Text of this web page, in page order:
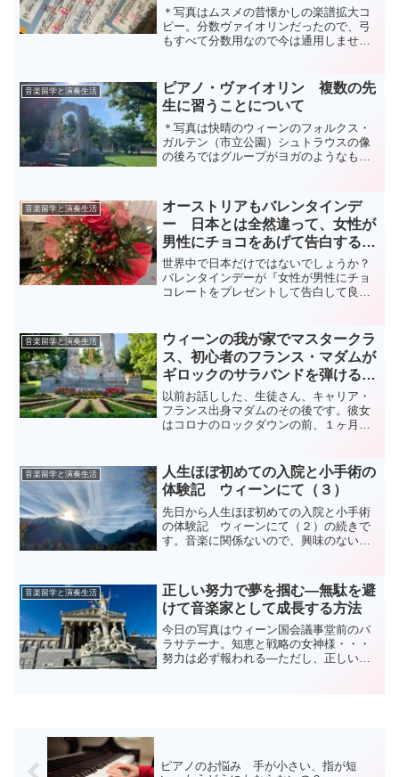
＊写真はムスメの昔懐かしの楽譜拡大コ
ピー。分数ヴァイオリンだったので、弓
もすべて分数用なので今は通用しません
をいただいてありがとうございました。
どの先生も、きちんとして...
音楽留学と演奏生活
ピアノ・ヴァイオリン 複数の先
生に習うことについて
＊写真は快晴のウィーンのフォルクス・
ガルテン（市立公園）シュトラウスの像
の後ろではグループがヨガのようなもの
いたブログをまたまたリメイクしたので
宜しかったらこちらを読ん...
音楽留学と演奏生活
オーストリアもバレンタインデ
ー 日本とは全然違って、女性が
男性にチョコをあげて告白する日
ではありませんw
世界中で日本だけではないでしょうか？
バレンタインデーが『女性が男性にチョ
コレートをプレゼントして告白して良い
め、男女を問わずお花をプレゼントし合
う日です。だからお花屋さ...
音楽留学と演奏生活
ウィーンの我が家でマスタークラ
ス、初心者のフランス・マダムが
ギロックのサラバンドを弾けるよ
うになった件
以前お話しした、生徒さん、キャリア・
フランス出身マダムのその後です。彼女
はコロナのロックダウンの前、１ヶ月く
が、ロックダウンが明けてオフィスに呼
び戻され、ピアノが中断状態...
音楽留学と演奏生活
人生ほぼ初めての入院と小手術の
体験記 ウィーンにて（３）
先日から人生ほぼ初めての入院と小手術
の体験記 ウィーンにて（２）の続きで
す。音楽に関係ないので、興味のない人
ストリア人。私よりひとつ年上です。返
ってくるなり彼氏（ご主...
音楽留学と演奏生活
正しい努力で夢を掴む—無駄を避
けて音楽家として成長する方法
今日の写真はウィーン国会議事堂前のパ
ラサテーナ。知恵と戦略の女神様・・・
努力は必ず報われる—ただし、正しい方
ピアノのお悩み 手が小さい、指が短